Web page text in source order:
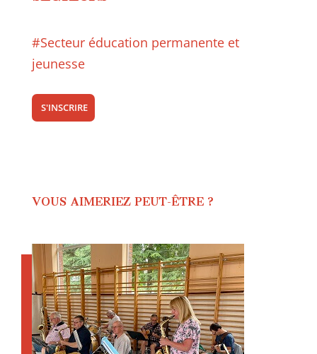
#Secteur éducation permanente et
jeunesse
S'INSCRIRE
VOUS AIMERIEZ PEUT-ÊTRE ?